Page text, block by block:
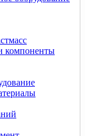
компоненты